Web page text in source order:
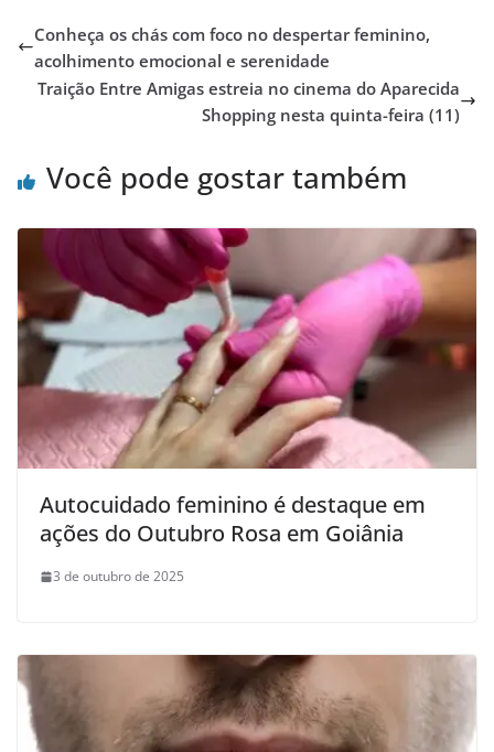
Conheça os chás com foco no despertar feminino,
acolhimento emocional e serenidade
Traição Entre Amigas estreia no cinema do Aparecida
Shopping nesta quinta-feira (11)
Você pode gostar também
Autocuidado feminino é destaque em
ações do Outubro Rosa em Goiânia
3 de outubro de 2025